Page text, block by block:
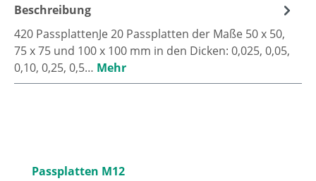
Beschreibung
420 PassplattenJe 20 Passplatten der Maße 50 x 50,
75 x 75 und 100 x 100 mm in den Dicken: 0,025, 0,05,
0,10, 0,25, 0,5… Mehr
Produktgalerie überspringen
Passplatten M12